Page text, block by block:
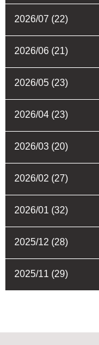
2026/07 (22)
2026/06(21)
2026/05(23)
2026/04(23)
2026/03(20)
2026/02 (27)
2026/01 (32)
2025/12 (28)
2025/11 (29)